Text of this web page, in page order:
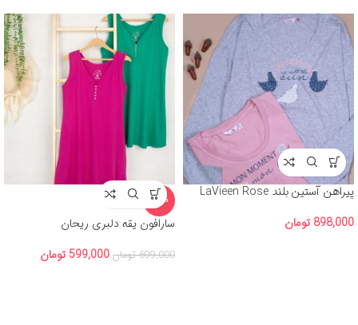
پیراهن آستین بلند LaVieen Rose
898,000 تومان
-14%
سارافون یقه دلبری ریحان
699,000 تومان 599,000 تومان